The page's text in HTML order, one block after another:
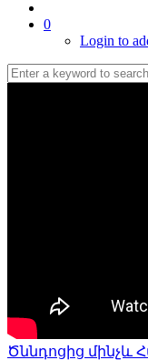
0
Login to
Ծննդոցից մինչև